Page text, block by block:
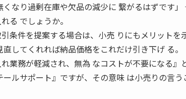
くなり過剰在庫や欠品の減少に 繋がるはずです
る でしょうか。
条件を提案する場合は、小売 りにもメリットを
してくれれば納品価格をこれだけ引き下げ る。
業務が軽減され、無為 なコストが不要になる』
ルサポート』ですが、その意味 は小売りの言